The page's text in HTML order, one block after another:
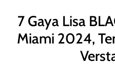
7 Gaya Lisa
Miami 2024,